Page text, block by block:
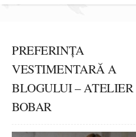
PREFERINȚA
VESTIMENTARĂ A
BLOGULUI – ATELIER
BOBAR